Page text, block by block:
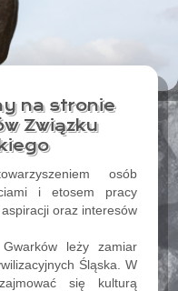
na stronie
Związku
osób
i etosem pracy
oraz interesów
leży zamiar
Śląska. W
się kulturą